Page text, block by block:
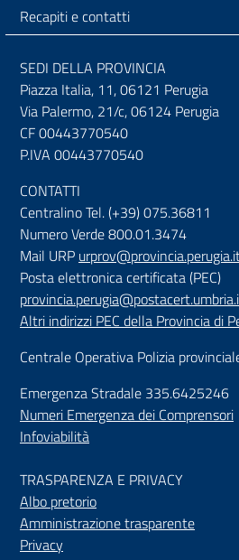
Recapiti e contatti
SEDI DELLA PROVINCIA
Piazza Italia, 11, 06121 Perugia
Via Palermo, 21/c, 06124 Perugia
CF 00443770540
P.IVA 00443770540
CONTATTI
Centralino Tel. (+39) 075.36811
Numero Verde 800.01.3474
Mail URP
Posta elettronica certificata (PEC)
Altri indirizzi PEC della Provincia di
Centrale Operativa Polizia
Emergenza Stradale 335.6425246
Numeri Emergenza dei Comprensori
Infoviabilità
TRASPARENZA E PRIVACY
Albo pretorio
Amministrazione trasparente
Privacy